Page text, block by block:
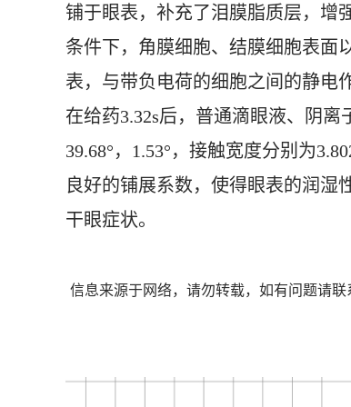
铺于眼表，补充了泪膜脂质层，增
条件下，角膜细胞、结膜细胞表面
表，与带负电荷的细胞之间的静电
在给药3.32s后，普通滴眼液、阴离
39.68°，1.53°，接触宽度分别为
良好的铺展系数，使得眼表的润湿
干眼症状。
信息来源于网络，请勿转载，如有问题请联